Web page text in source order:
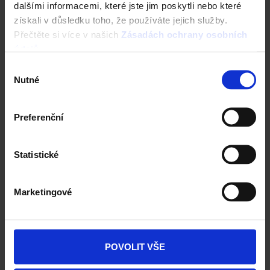
dalšími informacemi, které jste jim poskytli nebo které
získali v důsledku toho, že používáte jejich služby.
Přečtěte si více v našich Zásadách ochrany osobních
souhlasu
Nutné
Preferenční
Statistické
Marketingové
POVOLIT VŠE
3D vizualizace
Komplexní nastavení
a mnohem více
Akustické zdivo